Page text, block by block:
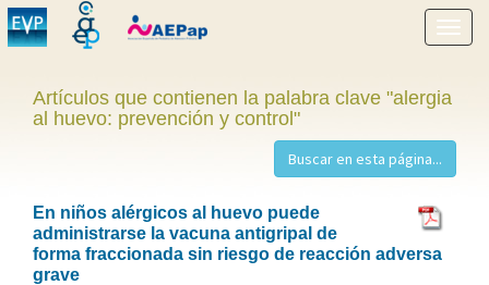
menú
Artículos que contienen la palabra clave "alergia
al huevo: prevención y control"
En niños alérgicos al huevo puede
administrarse la vacuna antigripal de
forma fraccionada sin riesgo de reacción adversa
grave